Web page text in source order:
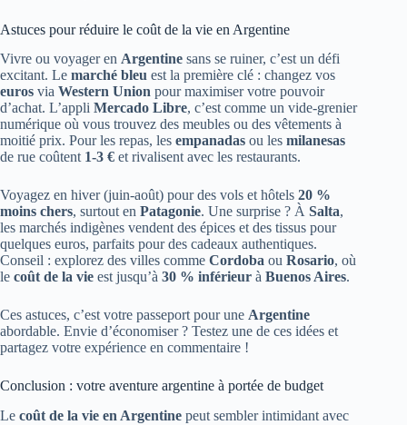
Astuces pour réduire le coût de la vie en Argentine
Vivre ou voyager en Argentine sans se ruiner, c’est un défi
excitant. Le marché bleu est la première clé : changez vos
euros via Western Union pour maximiser votre pouvoir
d’achat. L’appli Mercado Libre, c’est comme un vide-grenier
numérique où vous trouvez des meubles ou des vêtements à
moitié prix. Pour les repas, les empanadas ou les milanesas
de rue coûtent 1-3 € et rivalisent avec les restaurants.
Voyagez en hiver (juin-août) pour des vols et hôtels 20 %
moins chers, surtout en Patagonie. Une surprise ? À Salta,
les marchés indigènes vendent des épices et des tissus pour
quelques euros, parfaits pour des cadeaux authentiques.
Conseil : explorez des villes comme Cordoba ou Rosario, où
le coût de la vie est jusqu’à 30 % inférieur à Buenos Aires.
Ces astuces, c’est votre passeport pour une Argentine
abordable. Envie d’économiser ? Testez une de ces idées et
partagez votre expérience en commentaire !
Conclusion : votre aventure argentine à portée de budget
Le coût de la vie en Argentine peut sembler intimidant avec